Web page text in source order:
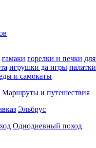
гамаки горелки и печки
игрушки да игры палатки
и самокаты
Маршруты и путешествия
Эльбрус
Однодневный поход